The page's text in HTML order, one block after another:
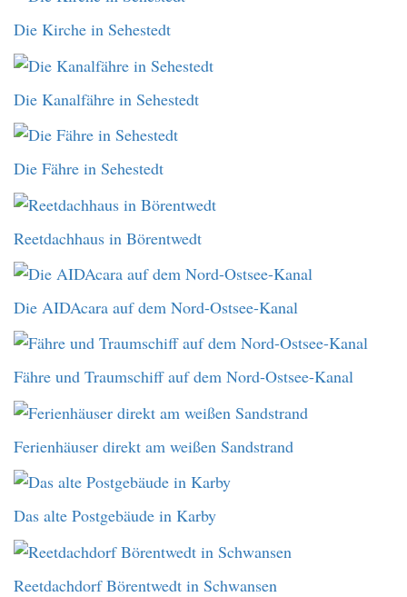
Die Kirche in Sehestedt
Die Kanalfähre in Sehestedt
Die Fähre in Sehestedt
Reetdachhaus in Börentwedt
Die AIDAcara auf dem Nord-Ostsee-Kanal
Fähre und Traumschiff auf dem Nord-Ostsee-Kanal
Ferienhäuser direkt am weißen Sandstrand
Das alte Postgebäude in Karby
Reetdachdorf Börentwedt in Schwansen